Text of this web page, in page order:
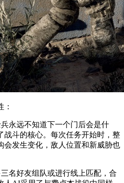
：
永远不知道下一个门后会是什
战斗的核心。每次任务开始时，整
会发生变化，敌人位置和新威胁也
名好友组队或进行线上匹配，合